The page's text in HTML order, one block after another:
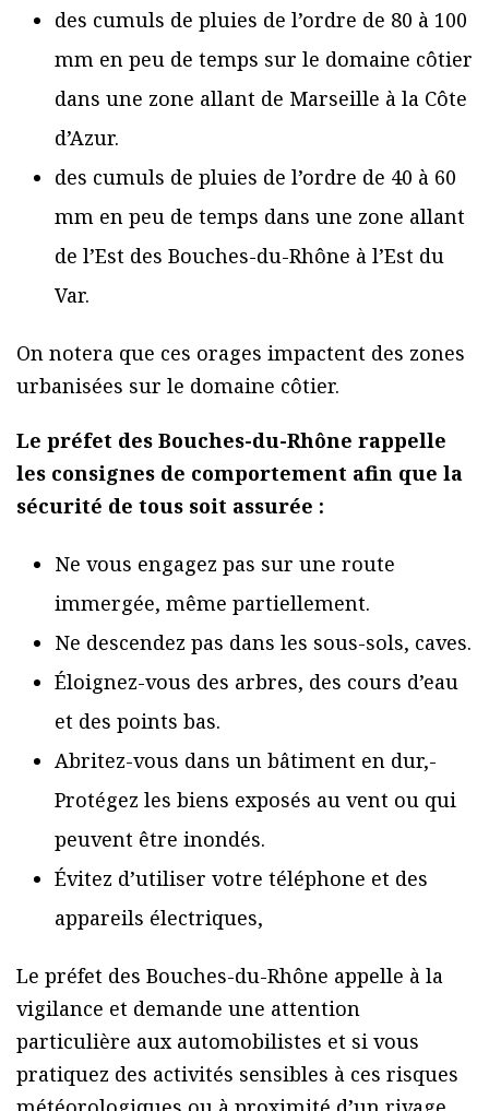
des cumuls de pluies de l’ordre de 80 à 100
mm en peu de temps sur le domaine côtier
dans une zone allant de Marseille à la Côte
d’Azur.
des cumuls de pluies de l’ordre de 40 à 60
mm en peu de temps dans une zone allant
de l’Est des Bouches-du-Rhône à l’Est du
Var.
On notera que ces orages impactent des zones
urbanisées sur le domaine côtier.
Le préfet des Bouches-du-Rhône rappelle
les consignes de comportement afin que la
sécurité de tous soit assurée :
Ne vous engagez pas sur une route
immergée, même partiellement.
Ne descendez pas dans les sous-sols, caves.
Éloignez-vous des arbres, des cours d’eau
et des points bas.
Abritez-vous dans un bâtiment en dur,-
Protégez les biens exposés au vent ou qui
peuvent être inondés.
Évitez d’utiliser votre téléphone et des
appareils électriques,
Le préfet des Bouches-du-Rhône appelle à la
vigilance et demande une attention
particulière aux automobilistes et si vous
pratiquez des activités sensibles à ces risques